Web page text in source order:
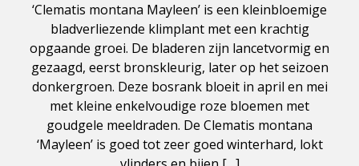
‘Clematis montana Mayleen’ is een kleinbloemige
bladverliezende klimplant met een krachtig
opgaande groei. De bladeren zijn lancetvormig en
gezaagd, eerst bronskleurig, later op het seizoen
donkergroen. Deze bosrank bloeit in april en mei
met kleine enkelvoudige roze bloemen met
goudgele meeldraden. De Clematis montana
‘Mayleen’ is goed tot zeer goed winterhard, lokt